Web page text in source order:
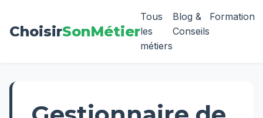
ChoisirSonMétier
Tous
les
métiers
Blog &
Conseils
Formation